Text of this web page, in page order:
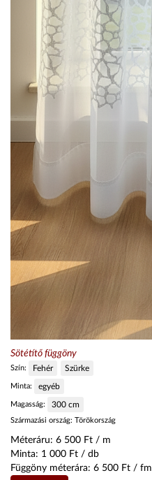
Sötétítő függöny
Szín: Fehér Szürke
Minta: egyéb
Magasság: 300 cm
Származási ország: Törökország
Méteráru: 6 500 Ft / m
Minta: 1 000 Ft / db
Függöny méterára: 6 500 Ft / fm